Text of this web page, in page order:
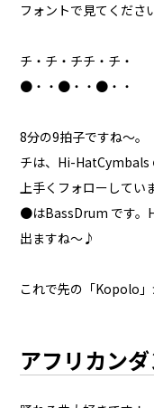
フォントで見てくださ
チ・チ・チチ・チ・
●・・●・・●・・
8分の9拍子ですね～。
チは、Hi-HatCymbals
上手くフォローしてい
●はBassDrum です。
出ますね～♪
これで先の「Kopolo
アフリカン